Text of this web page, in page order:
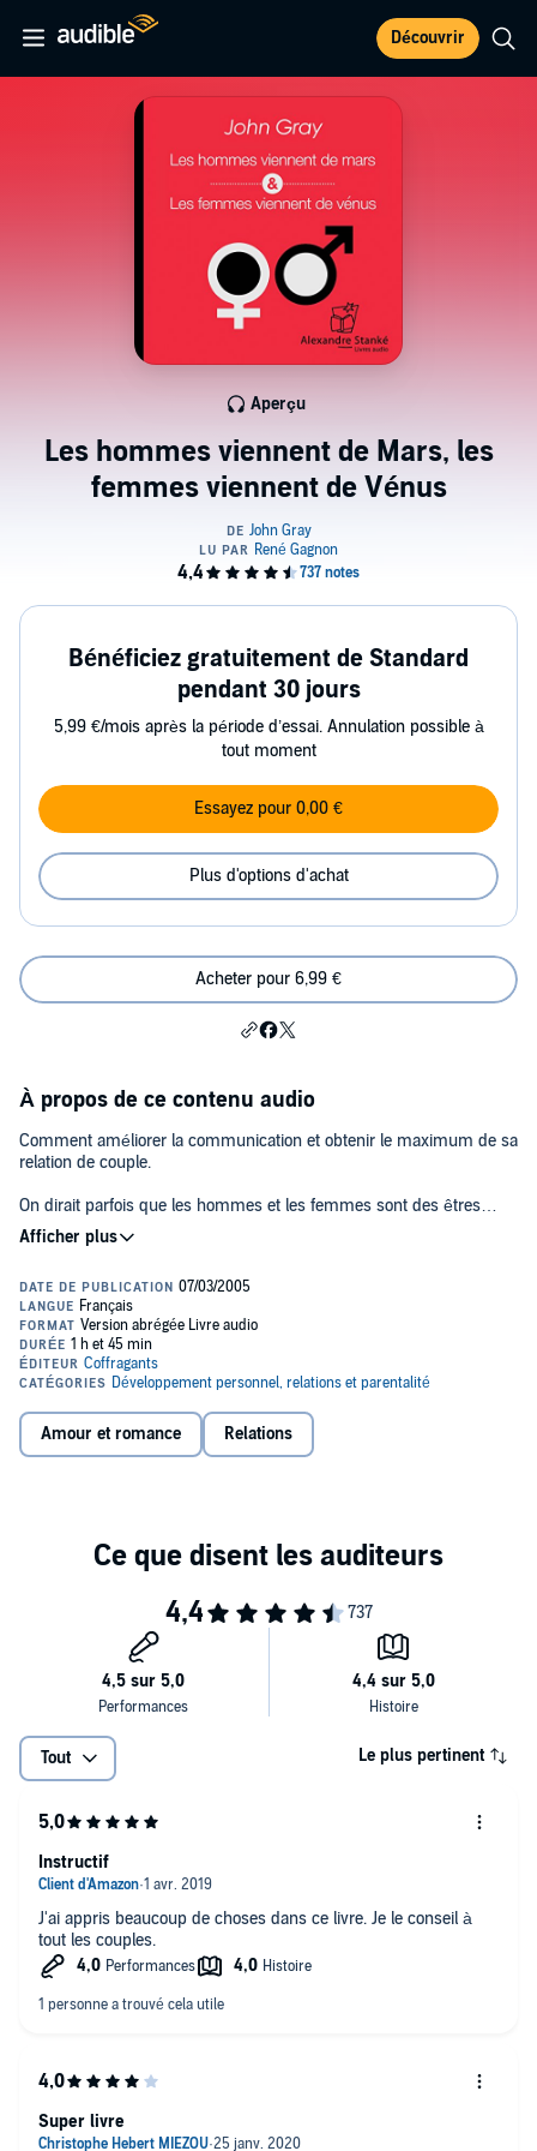
Découvrir
Les hommes viennent de Mars, les
femmes viennent de Vénus
Aperçu
Bénéficiez gratuitement de Standard
pendant 30 jours
5,99 €/mois après la période d’essai. Annulation possible à
tout moment
Essayez pour 0,00 €
Plus d'options d'achat
Acheter pour 6,99 €
À propos de ce contenu audio
Comment améliorer la communication et obtenir le maximum de sa
relation de couple.
On dirait parfois que les hommes et les femmes sont des êtres
venant de planètes différentes. C'est en partant de cette constatation
que le Dr. John Gray a mis au point sa méthode. Dans
les relations conflictuelles qui ne cessent de miner la vie des
couples depuis des temps immémoriaux et nous dévoile les
différences qui caractérisent les deux sexes.L'auteur
Le docteurJohn Gray
hommes viennent de Mars, les femmes viennent de Vénus
de ses méthodes ont conquis depuis des années des millions de
lecteurs. Le livre lu vous permettra d'écouter ses conseils sans
Amour et romance Relations
Tout Le plus pertinent
J'ai appris beaucoup de choses dans ce livre. Je le conseil à
tout les couples.
Instructif
Super livre